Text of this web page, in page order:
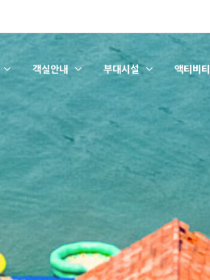
객실안내 부대시설 액티비티